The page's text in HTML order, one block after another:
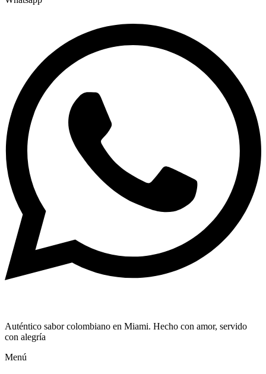
Auténtico sabor colombiano en Miami. Hecho con amor, servido
con alegría
Menú